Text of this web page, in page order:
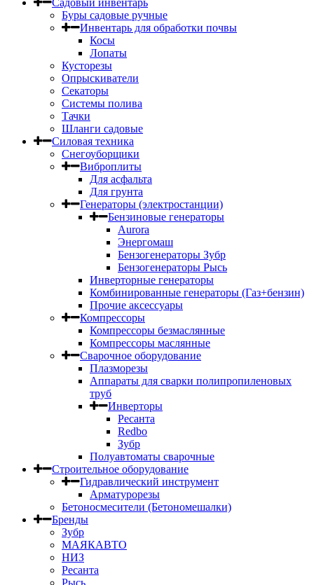
Садовый инвентарь
Буры садовые ручные
Инвентарь для обработки почвы
Косы
Лопаты
Кусторезы
Опрыскиватели
Секаторы
Системы полива
Тачки
Шланги садовые
Силовая техника
Снегоуборщики
Виброплиты
Для асфальта
Для грунта
Генераторы (электростанции)
Бензиновые генераторы
Aurora
Энергомаш
Бензогенераторы Зубр
Бензогенераторы Рысь
Инверторные генераторы
Комбинированные генераторы (Газ+бензин)
Прочие аксессуары
Компрессоры
Компрессоры безмаслянные
Компрессоры маслянные
Сварочное оборудование
Плазморезы
Аппараты для сварки полипропиленовых
труб
Инверторы
Ресанта
Redbo
Зубр
Полуавтоматы сварочные
Строительное оборудование
Гидравлический инструмент
Арматурорезы
Бетоносмесители (Бетономешалки)
Бренды
Зубр
МАЯКАВТО
НИЗ
Ресанта
Рысь